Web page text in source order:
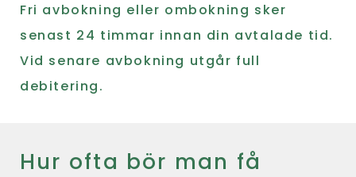
Fri avbokning eller ombokning sker
senast 24 timmar innan din avtalade tid.
Vid senare avbokning utgår full
debitering.
Hur ofta bör man få